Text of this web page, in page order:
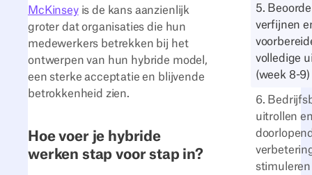
5.
verfijnen
volledige
(week 8-9)
6.
uitrollen
McKinseyis de kans aanzienlijk
groter dat organisaties die hun
medewerkers betrekken bij het
ontwerpen van hun hybride model,
een sterke acceptatie en blijvende
betrokkenheid zien.
Hoe voer je hybride
werken stap voor stap in?